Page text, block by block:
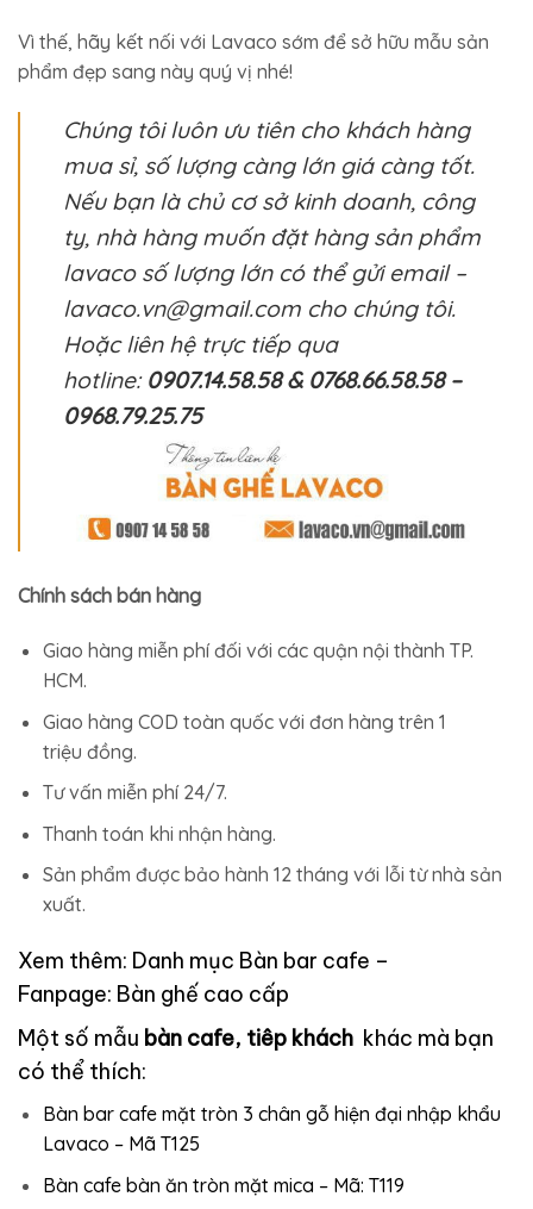
Vì thế, hãy kết nối với Lavaco sớm để sở hữu mẫu sản
phẩm đẹp sang này quý vị nhé!
Chúng tôi luôn ưu tiên cho khách hàng
mua sỉ, số lượng càng lớn giá càng tốt.
Nếu bạn là chủ cơ sở kinh doanh, công
ty, nhà hàng muốn đặt hàng sản phẩm
lavaco số lượng lớn có thể gửi email –
lavaco.vn@gmail.com cho chúng tôi.
Hoặc liên hệ trực tiếp qua
hotline: 0907.14.58.58 & 0768.66.58.58 –
0968.79.25.75
Chính sách bán hàng
Giao hàng miễn phí đối với các quận nội thành TP.
HCM.
Giao hàng COD toàn quốc với đơn hàng trên 1
triệu đồng.
Tư vấn miễn phí 24/7.
Thanh toán khi nhận hàng.
Sản phẩm được bảo hành 12 tháng với lỗi từ nhà sản
xuất.
Xem thêm: Danh mục Bàn bar cafe –
Fanpage: Bàn ghế cao cấp
Một số mẫu bàn cafe, tiêp khách khác mà bạn
có thể thích:
Bàn bar cafe mặt tròn 3 chân gỗ hiện đại nhập khẩu
Lavaco – Mã T125
Bàn cafe bàn ăn tròn mặt mica – Mã: T119